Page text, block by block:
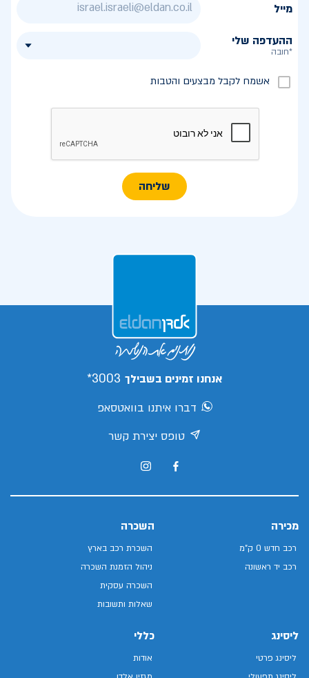
מייל
ההעדפה שלי
*חובה
אשמח לקבל מבצעים והטבות
שליחה
אנחנו זמינים בשבילך 3003*
דברו איתנו בוואטסאפ
טופס יצירת קשר
מכירה
רכב חדש 0 ק"מ
רכב יד ראשונה
השכרה
השכרת רכב בארץ
ניהול הזמנת השכרה
השכרה עסקית
שאלות ותשובות
ליסינג
ליסינג פרטי
כללי
אודות